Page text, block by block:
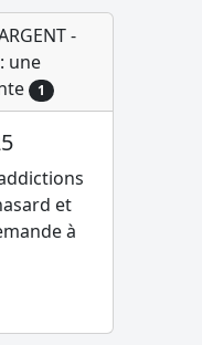
-
une
1
et
à